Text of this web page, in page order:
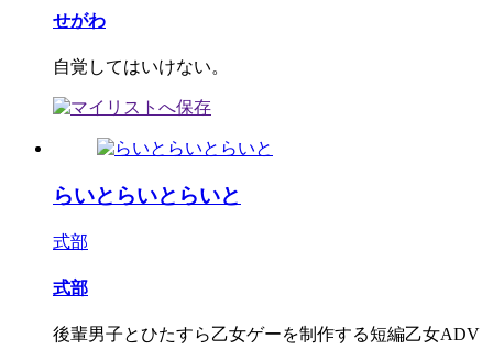
せがわ
自覚してはいけない。
らいとらいとらいと
式部
式部
後輩男子とひたすら乙女ゲーを制作する短編乙女ADV